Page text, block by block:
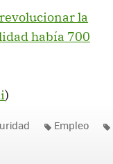
la
había 700
)
Empleo